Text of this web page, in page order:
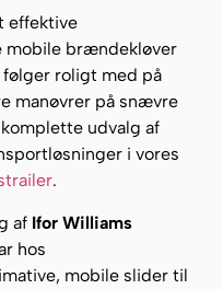
effektive
mobile brændekløver
roligt med på
manøvrer på snævre
udvalg af
i vores
.
af Ifor Williams
hos
mobile slider til